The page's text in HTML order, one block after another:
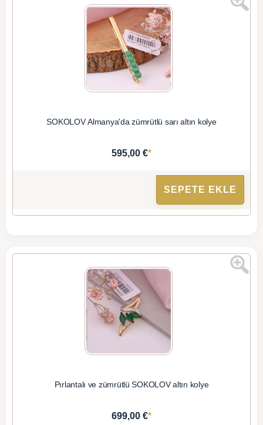
SOKOLOV Almanya'da zümrütlü sarı altın kolye
595,00 €*
SEPETE EKLE
Pırlantalı ve zümrütlü SOKOLOV altın kolye
699,00 €*